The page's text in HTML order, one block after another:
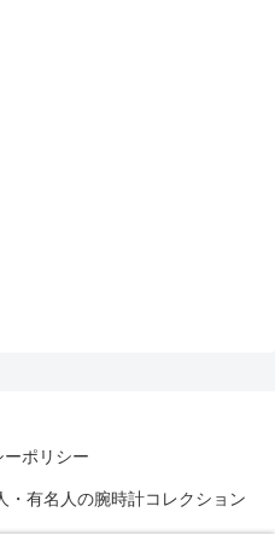
ーポリシー
有名人の腕時計コレクション